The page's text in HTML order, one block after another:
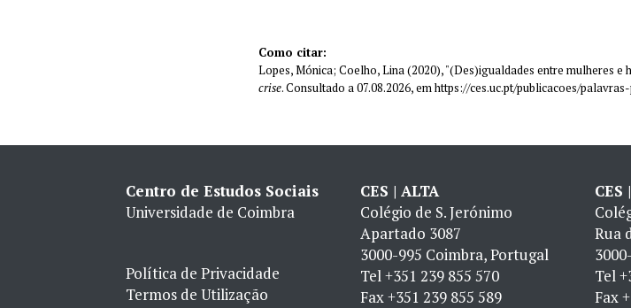
Como citar:
Lopes, Mónica; Coelho, Lina (2020), "(Des)igualdades entre mulheres e
crise. Consultado a 07.08.2026, em https://ces.uc.pt/publicacoes/
Centro de Estudos Sociais
Universidade de Coimbra
Política de Privacidade
Termos de Utilização
CES | ALTA
Colégio de S. Jerónimo
Apartado 3087
3000-995 Coimbra, Portugal
Tel+351 239 855 570
Fax+351 239 855 589
CES
Rua
Tel
Fax